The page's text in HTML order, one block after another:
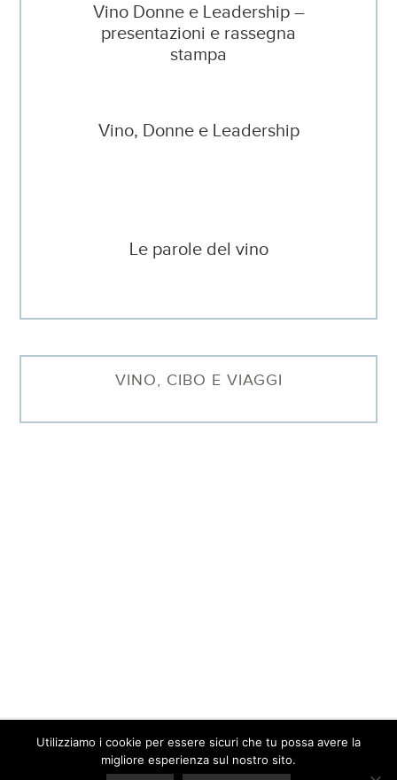
Vino Donne e Leadership –
presentazioni e rassegna
stampa
Vino, Donne e Leadership
Le parole del vino
VINO, CIBO E VIAGGI
© 2026 Barbara Sgarzi · P.IVA. 01577640095 ·Contatti·Privacy
Policy
Utilizziamo i cookie per essere sicuri che tu possa avere la
migliore esperienza sul nostro sito.